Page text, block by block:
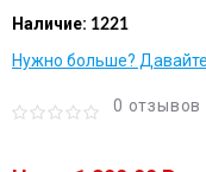
Наличие: 1221
Нужно больше?
0 отзывов